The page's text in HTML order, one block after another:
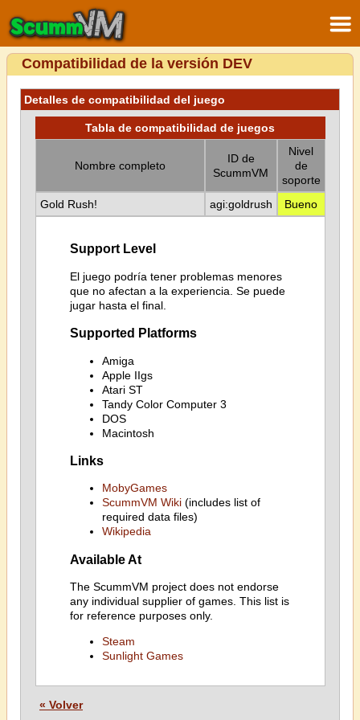
Compatibilidad de la versión DEV
Detalles de compatibilidad del juego
Tabla de compatibilidad de juegos
Nombre completo
ID de
ScummVM
Nivel
de
soporte
Gold Rush!
agi:goldrush Bueno
Support Level
El juego podría tener problemas menores
que no afectan a la experiencia. Se puede
jugar hasta el final.
Supported Platforms
Amiga
Apple IIgs
Atari ST
Tandy Color Computer 3
DOS
Macintosh
Links
MobyGames
ScummVM Wiki(includes list of
required data files)
Wikipedia
Available At
The ScummVM project does not endorse
any individual supplier of games. This list is
for reference purposes only.
Steam
Sunlight Games
« Volver